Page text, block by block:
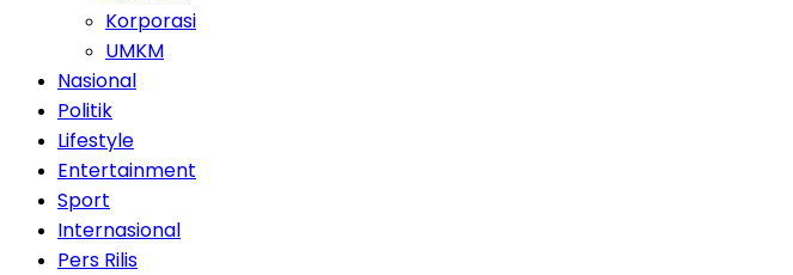
Korporasi
UMKM
Nasional
Politik
Lifestyle
Entertainment
Sport
Internasional
Pers Rilis